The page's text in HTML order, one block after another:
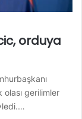
orduya
olası gerilimler